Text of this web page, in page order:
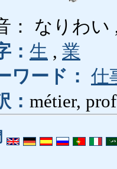
： なりわい
： 生 , 業
ワード： 仕
： métier,